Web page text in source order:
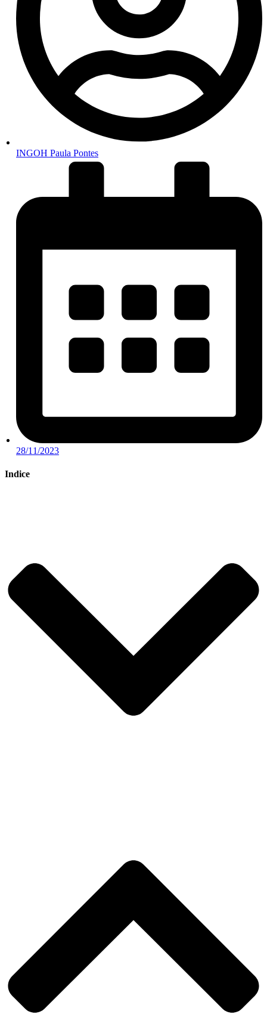
INGOH Paula Pontes
28/11/2023
Indice